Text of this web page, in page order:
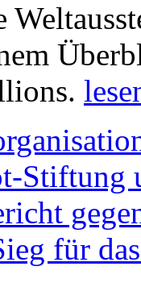
Stiftung
für